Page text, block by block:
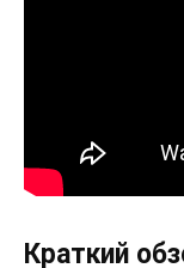
Краткий